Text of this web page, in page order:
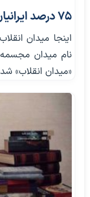
۷۵ درصد ايرانيان نااميد از آينده
اینجا میدان
«میدان انقلاب»